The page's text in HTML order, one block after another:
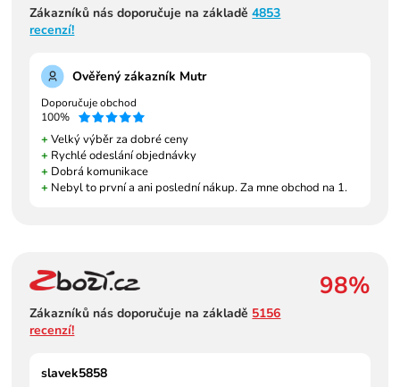
Zákazníků nás doporučuje na základě4853
recenzí!
Ověřený zákazník Mutr
Doporučuje obchod
100%
+ Velký výběr za dobré ceny
+ Rychlé odeslání objednávky
+ Dobrá komunikace
+ Nebyl to první a ani poslední nákup. Za mne obchod na 1.
98%
Zákazníků nás doporučuje na základě 5156
recenzí!
slavek5858